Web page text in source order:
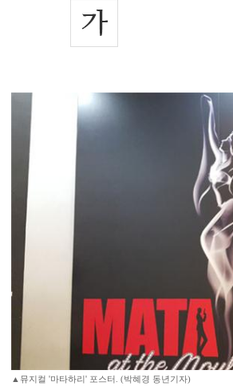
▲뮤지컬 '마타하리' 포스터. (박혜경 동년기자)